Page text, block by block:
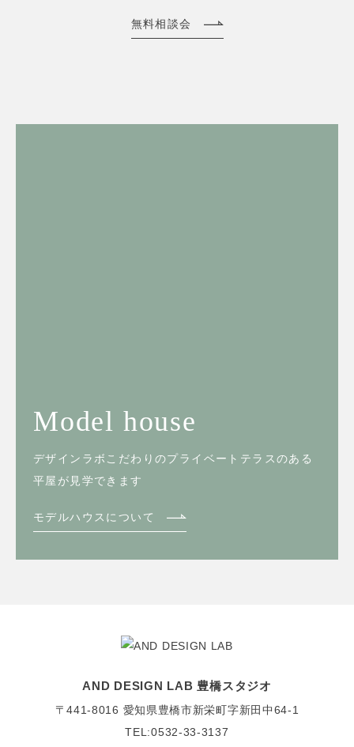
無料相談会
Model house
デザインラボこだわりのプライベートテラスのある
平屋が見学できます
モデルハウスについて
AND DESIGN LAB 豊橋スタジオ
〒441-8016 愛知県豊橋市新栄町字新田中64-1
TEL:0532-33-3137